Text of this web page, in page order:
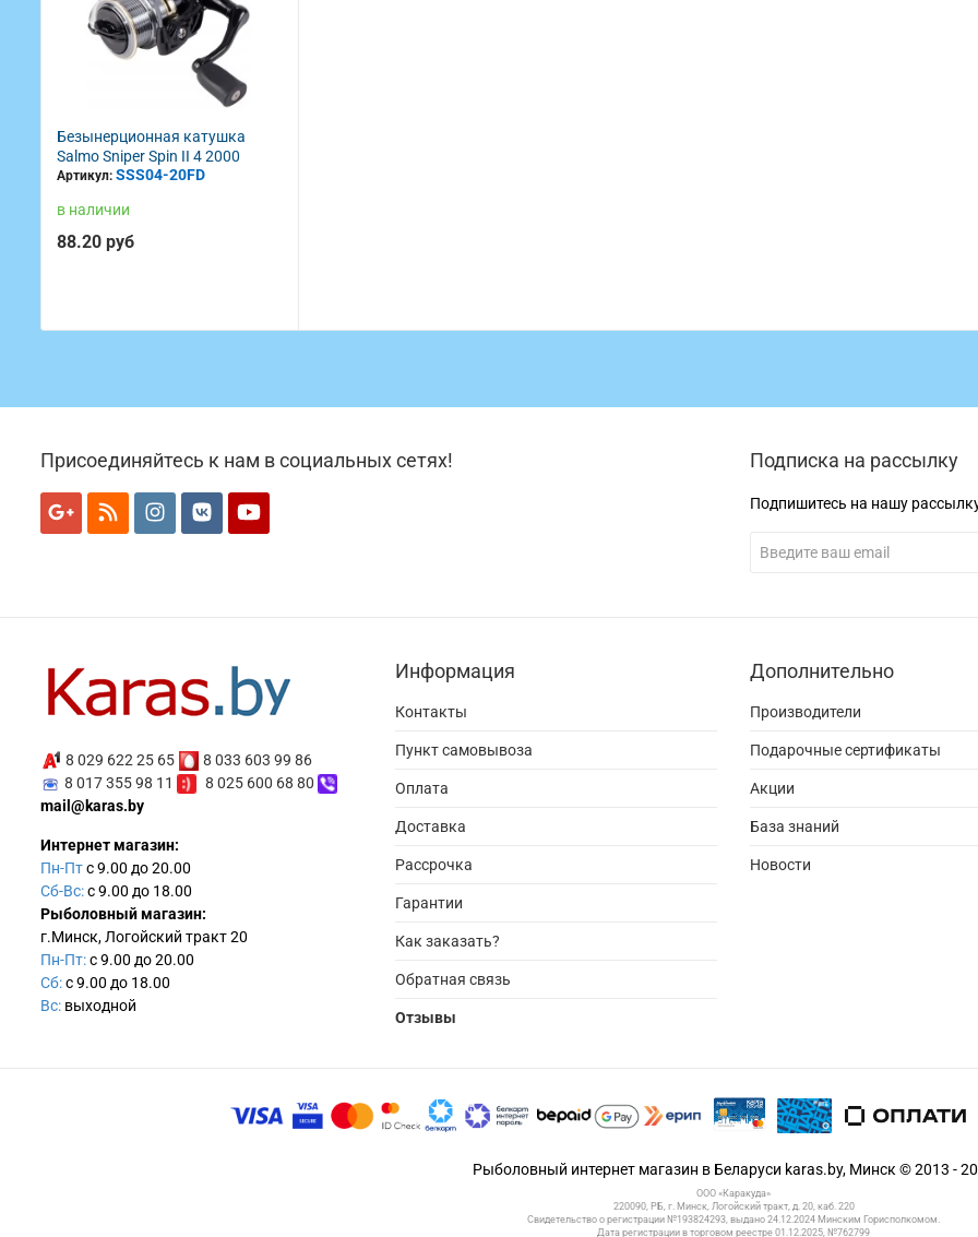
Безынерционная катушка
Salmo Sniper Spin II 4 2000
Артикул: SSS04-20FD
в наличии
88.20 руб
Присоединяйтесь к нам в социальных сетях! Подписка на рассылку
Подпишитесь на нашу
8 029 622 25 65
8 033 603 99 86
8 017 355 98 11
8 025 600 68 80
mail@karas.by
Интернет магазин:
Пн-Птс 9.00 до 20.00
Сб-Вс:с 9.00 до 18.00
Рыболовный магазин:
г.Минск, Логойский тракт 20
Пн-Пт:с 9.00 до 20.00
Сб:с 9.00 до 18.00
Вс: выходной
Информация
Контакты
Пункт самовывоза
Оплата
Доставка
Рассрочка
Гарантии
Как заказать?
Обратная связь
Отзывы
Дополнительно
Производители
Подарочные сертификаты
Акции
База знаний
Новости
Рыболовный интернет магазин в Беларуси karas.by, Минск © 2013 -
ООО «Каракуда»
220090, РБ, г. Минск, Логойский тракт, д. 20, каб. 220
Свидетельство о регистрации №193824293, выдано 24.12.2024 Минским Горисполкомом.
Дата регистрации в торговом реестре 01.12.2025, №762799